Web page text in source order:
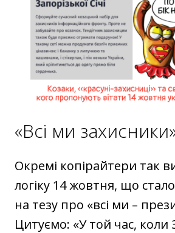
«Всі ми
Окремі копірайтери так
логіку 14 жовтня, що
на тезу про «всі ми –
Цитуємо: «У той час, коли